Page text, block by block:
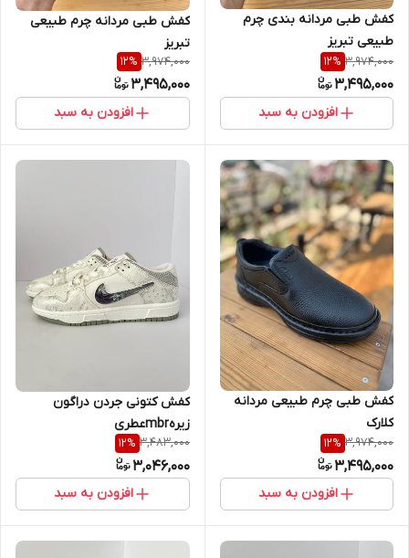
کفش طبی مردانه بندی چرم
طبیعی تبریز
3,974,000
12%
3,495,000
افزودن به سبد
کفش طبی مردانه چرم طبیعی
تبریز
3,974,000
12%
3,495,000
افزودن به سبد
کفش طبی چرم طبیعی مردانه
کلارک
3,974,000
12%
3,495,000
افزودن به سبد
کفش کتونی جردن دراگون
زیرهmbrعطری
3,483,000
12%
3,046,000
افزودن به سبد